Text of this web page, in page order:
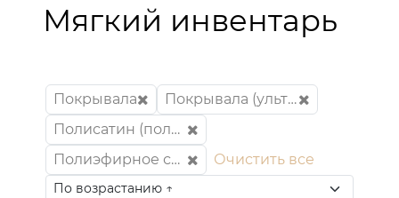
Мягкий инвентарь
Покрывала
Покрывала (ультрастеп)
Полисатин (полиэстер 100%)
Полиэфирное силиконизированное волокно (100% полиэстер)
Очистить все